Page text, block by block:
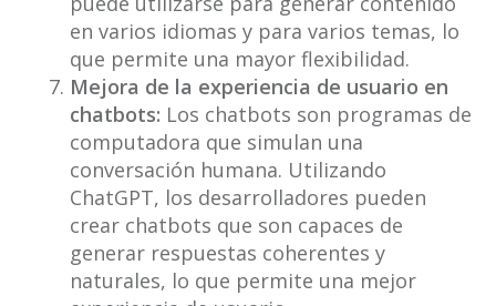
en varios idiomas y para varios temas, lo
que permite una mayor flexibilidad.
Mejora de la experiencia de usuario en
chatbots: Los chatbots son programas de
computadora que simulan una
conversación humana. Utilizando
ChatGPT, los desarrolladores pueden
crear chatbots que son capaces de
generar respuestas coherentes y
naturales, lo que permite una mejor